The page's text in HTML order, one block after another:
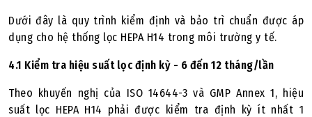
Dưới đây là quy trình kiểm định và bảo trì chuẩn được áp
dụng cho hệ thống lọc HEPA H14 trong môi trường y tế.
4.1 Kiểm tra hiệu suất lọc định kỳ - 6 đến 12 tháng/lần
Theo khuyến nghị của ISO 14644-3 và GMP Annex 1, hiệu
suất lọc HEPA H14 phải được kiểm tra định kỳ ít nhất 1